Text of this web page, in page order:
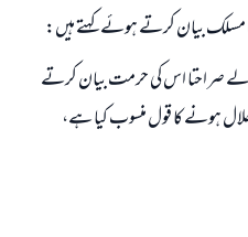
كا مسلك بيان كرتے ہوئے كہتے ہيں:
صراحتا اس كى حرمت بيان كرتے
ہونے كا قول منسوب كيا ہے،